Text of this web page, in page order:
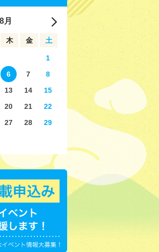
8月
木 金 土
1
6 7
8
13 14
15
20 21
22
27 28
29